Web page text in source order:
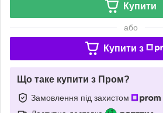
Купити
або
Купити з
Що таке купити з Пром?
Замовлення під захистом